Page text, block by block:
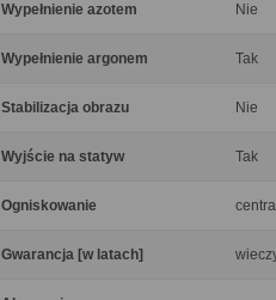
Wypełnienie azotem Nie
Wypełnienie argonem Tak
Stabilizacja obrazu Nie
Wyjście na statyw Tak
Ogniskowanie
Gwarancja [w latach]